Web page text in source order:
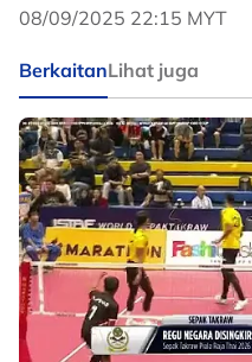
08/09/2025 22:15 MYT
BerkaitanLihat juga